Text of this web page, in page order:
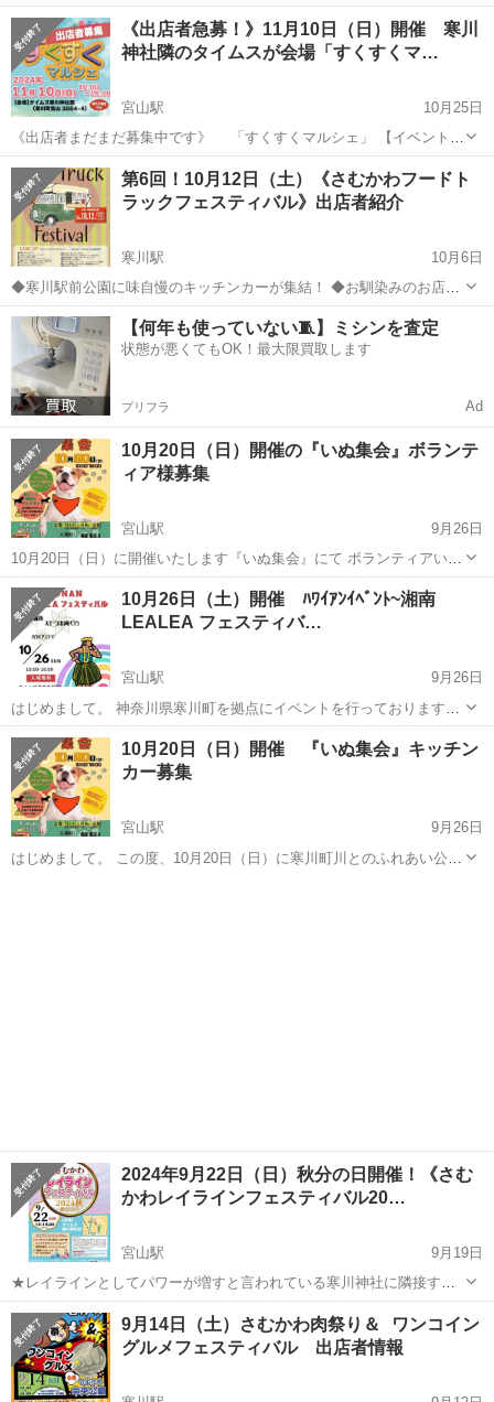
⼤きな町に成⻑させるための⼀歩と して、⾳楽とイベントを通じて地
域の魅⼒を発信します。 ⭐︎11月2日（土）は、地元寒川高校の軽音楽部
の若さあふれるステー...
神奈川 高座郡 寒川駅 地域/お祭り
《出店者急募！》11月10日（日）開催 寒川
神社隣のタイムスが会場「すくすくマ…
宮山駅
10月25日
《出店者まだまだ募集中です》 「すくすくマルシェ」 【イベントの
趣旨】 七五三のお祝いで寒川神社に多くの参拝客が集まると 予想され
る11月10日に、子どもたちが楽しめるワークショップや食べ物、ハン
ドクラフトの...
神奈川 高座郡 宮山駅 地域/お祭り 会場
第6回！10月12日（土）《さむかわフードト
ラックフェスティバル》出店者紹介
寒川駅
10月6日
◆寒川駅前公園に味自慢のキッチンカーが集結！ ◆お馴染みのお店、
お久しぶりのお店、寒川初登場のお店、どのお店も味自慢の美味しい
食べ物ばかり。 ◆今回より、屋台、お子様向けのワークショップなど
も参加。 ◆皆様のご来場をお...
神奈川 高座郡 寒川駅 地域/お祭り 焼き芋
【何年も使っていない🧵】ミシンを査定
状態が悪くてもOK！最大限買取します
プリフラ Ad
10月20日（日）開催の『いぬ集会』ボランテ
ィア様募集
宮山駅
9月26日
10月20日（日）に開催いたします『いぬ集会』にて ボランティアいた
だける方を募集いたします。 当日は、駐車場の案内や周囲の見回り他
ドッグランの設営のご協力をお願いしたく思います。 ご協力いただけ
る方、ご連絡お待ちしてお...
神奈川 高座郡 宮山駅 地域/お祭り 駐車場
10月26日（土）開催 ﾊﾜｲｱﾝｲﾍﾞﾝﾄ~湘南
LEALEA フェスティバ…
宮山駅
9月26日
はじめまして。 神奈川県寒川町を拠点にイベントを行っております。
この度、初めてのハワイアンイベントを行う運びとなりました🌺 10月
26日に開催いたしますハワイアンイベント 〜湘南 LEALEA フェステ
ィバル〜 では...
神奈川 高座郡 宮山駅 地域/お祭り
10月20日（日）開催 『いぬ集会』キッチン
カー募集
宮山駅
9月26日
はじめまして。 この度、10月20日（日）に寒川町川とのふれあい公園
2024年9月22日（日）秋分の日開催！《さむ
かわレイラインフェスティバル20…
宮山駅
9月19日
★レイラインとしてパワーが増すと言われている寒川神社に隣接する
大型駐車場「タイムズ寒川神社前」を会場に、キッチンカー他、美味
しい食べ物のお店やハンドクラフトワークショップ、素敵な雑貨・ハ
ンドメイドetc、みんなが楽しめるイベ...
神奈川 高座郡 宮山駅 地域/お祭り 秋分の日
9月14日（土）さむかわ肉祭り＆ ワンコイン
グルメフェスティバル 出店者情報